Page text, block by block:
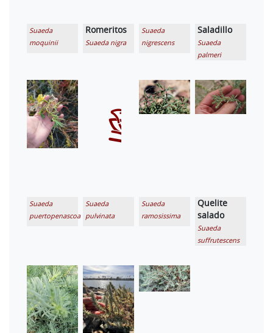
Suaeda
moquinii
Romeritos
Suaeda nigra
Suaeda
nigrescens
Saladillo
Suaeda
palmeri
Suaeda
puertopenascoa
Suaeda
pulvinata
Suaeda
ramosissima
Quelite
salado
Suaeda
suffrutescens